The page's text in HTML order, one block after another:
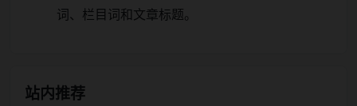
词、栏目词和文章标题。
站内推荐